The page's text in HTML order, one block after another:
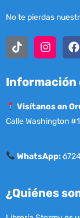
No te pierdas
Información
Visítanos en
Calle Washington
WhatsApp:
¿Quiénes